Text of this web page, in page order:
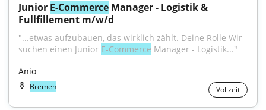
Junior E-Commerce Manager - Logistik &
Fullfillement m/w/d
"...etwas aufzubauen, das wirklich zählt. Deine Rolle Wir
suchen einen Junior E-Commerce Manager - Logistik..."
Anio
Bremen Vollzeit